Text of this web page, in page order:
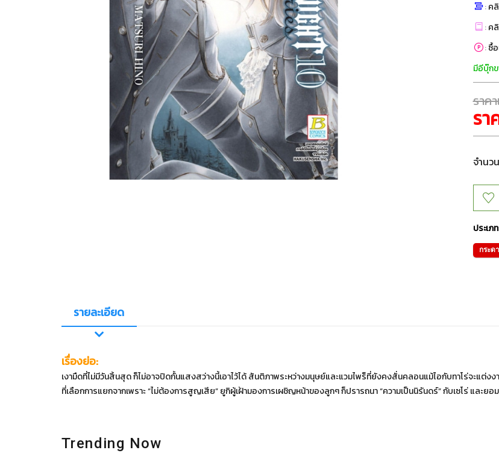
:ค
:ค
:ซื้
มีอีบุ๊ก
ราค
รา
จำนวน
ประเภ
กระด
รายละเอียด
เรื่องย่อ:
เงามืดที่ไม่มีวันสิ้นสุด ก็ไม่อาจปิดกั้นแสงสว่างนี้เอาไว้ได้ สันติภาพระหว่างมนุษย์และแวมไพร็ที่ยังคงสั่นคลอนแม้ไอกับทาโร่จะแต่ง
ที่เลือกการแยกจากเพราะ “ไม่ต้องการสูญเสีย” ยูกิผู้เฝ้ามองการเผชิญหน้าของลูกๆ ก็ปรารถนา “ความเป็นนิรันดร์” กับเซโร่ และย
Trending Now